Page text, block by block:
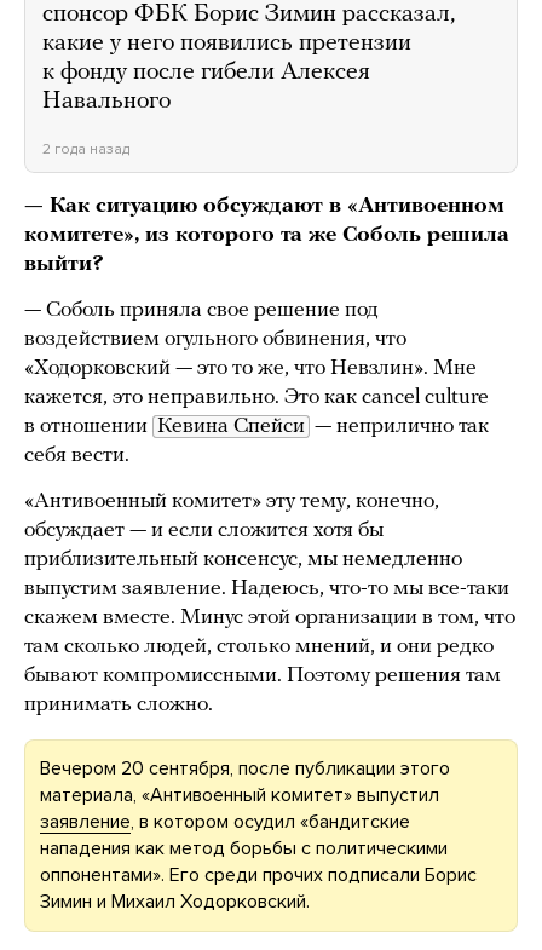
спонсор ФБК Борис Зимин рассказал,
какие у него появились претензии
к фонду после гибели Алексея
Навального
2 года назад
— Как ситуацию обсуждают в «Антивоенном
комитете», из которого та же Соболь решила
выйти?
— Соболь приняла свое решение под
воздействием огульного обвинения, что
«Ходорковский — это то же, что Невзлин». Мне
кажется, это неправильно. Это как cancel culture
в отношении Кевина Спейси — неприлично так
себя вести.
«Антивоенный комитет» эту тему, конечно,
обсуждает — и если сложится хотя бы
приблизительный консенсус, мы немедленно
выпустим заявление. Надеюсь, что-то мы все-таки
скажем вместе. Минус этой организации в том, что
там сколько людей, столько мнений, и они редко
бывают компромиссными. Поэтому решения там
принимать сложно.
Вечером 20 сентября, после публикации этого
материала, «Антивоенный комитет» выпустил
заявление, в котором осудил «бандитские
нападения как метод борьбы с политическими
оппонентами». Его среди прочих подписали Борис
Зимин и Михаил Ходорковский.